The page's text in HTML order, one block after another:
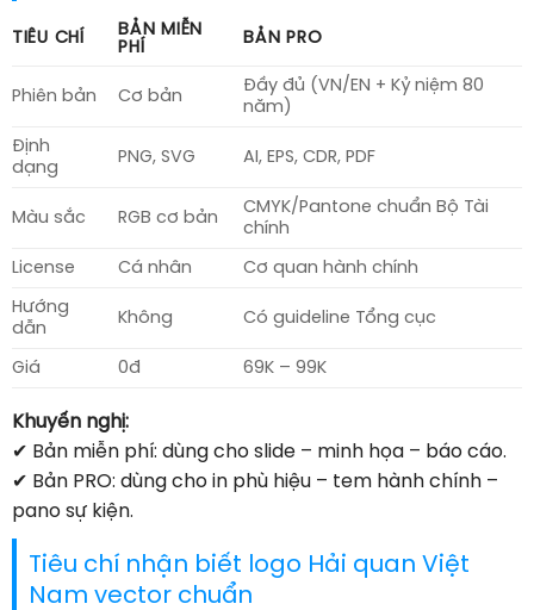
TIÊU CHÍ
BẢN MIỄN
PHÍ
BẢN PRO
Phiên bản Cơ bản
Đầy đủ (VN/EN + Kỷ niệm 80
năm)
Định
dạng
PNG, SVG AI, EPS, CDR, PDF
Màu sắc RGB cơ bản
CMYK/Pantone chuẩn Bộ Tài
chính
License Cá nhân Cơ quan hành chính
Hướng
dẫn
Không Có guideline Tổng cục
Giá 0đ 69K – 99K
Khuyến nghị:
✔ Bản miễn phí: dùng cho slide – minh họa – báo cáo.
✔ Bản PRO: dùng cho in phù hiệu – tem hành chính –
pano sự kiện.
Tiêu chí nhận biết logo Hải quan Việt
Nam vector chuẩn